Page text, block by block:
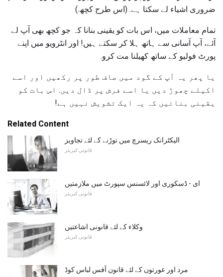
ضروری اشیاء لے سکتا ہے. (اس طرح کچھ.)
تمام معاملات میں، اس بات کو یقینی بنانا کہ جو کچھ بھی آپ لے
آئے، آپ آسانی سے ہاتھ ہلا کر سکتے ہیں! اور انٹرویو میں اپنے
پورٹ فولیو کے ساتھ کھیلنا مت کرو.
یا پھر یہ آپ کے گود میں صاف طور پر رکھیں اور اسے
اکیلے چھوڑ دیں یا اسے فرش پر ڈال دیں. اس بات کو
یقینی بنائیں کہ یہ ایک تشویش نہیں ہے!
Related Content
الیکٹرانک ریسرچ میں توڑنے کے لئے تجاویز
قانونی کیریئر
ای - ڈسکوری اور لائسنس سپورٹ میں ملازمتیں
قانونی کیریئر
وکلاء کے لئے قانونی اشاعتیں
قانونی کیریئر
مرد اور عورتوں کے لئے قانون آفس لباس کوڈ